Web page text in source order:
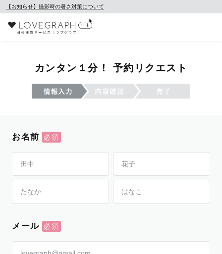
【お知らせ】撮影時の暑さ対策について
カンタン１分！ 予約リクエスト
お名前
メール